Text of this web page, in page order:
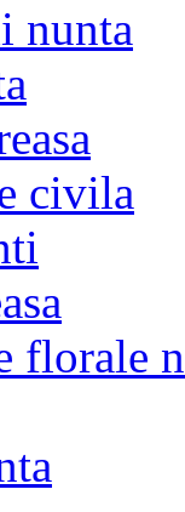
nunta
civila
florale